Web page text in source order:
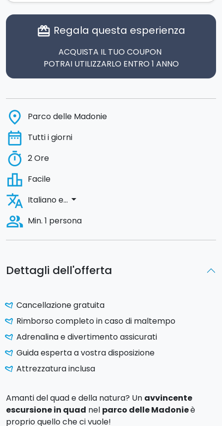
Dettagli dell'offerta
Cancellazione gratuita
Rimborso completo in caso di maltempo
Adrenalina e divertimento assicurati
Guida esperta a vostra disposizione
Attrezzatura inclusa
Amanti del quad e della natura? Un avvincente
escursione in quad nel parco delle Madonieè
proprio quello che ci vuole!
card_giftcard Regala questa esperienza
ACQUISTA IL TUO COUPON
POTRAI UTILIZZARLO ENTRO 1 ANNO
place Parco delle Madonie
date_range Tutti i giorni
timer 2 Ore
leaderboard Facile
translate Italiano e... arrow_drop_down
people_alt Min. 1 persona